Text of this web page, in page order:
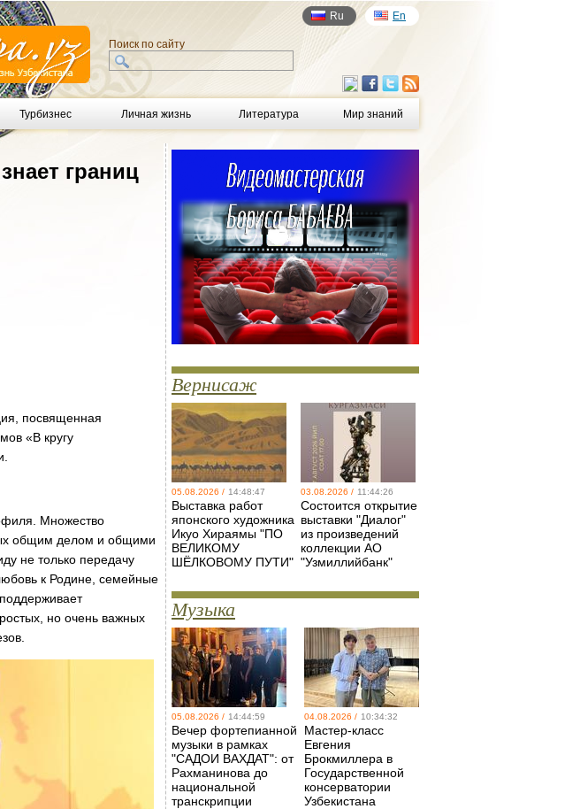
Ru En
Поиск по сайту
Турбизнес Личная жизнь Литература Мир знаний
границ
посвященная
«В кругу
Множество
общим делом и общими
не только передачу
к Родине, семейные
но очень важных
Вернисаж
05.08.2026 / 14:48:47
Выставка работ
японского художника
Икуо Хираямы "ПО
ВЕЛИКОМУ
ШЁЛКОВОМУ ПУТИ"
03.08.2026 / 11:44:26
Состоится открытие
выставки "Диалог"
из произведений
коллекции АО
"Узмиллийбанк"
Музыка
05.08.2026 / 14:44:59
Вечер фортепианной
музыки в рамках
"САДОИ ВАХДАТ": от
Рахманинова до
национальной
транскрипции
04.08.2026 / 10:34:32
Мастер-класс
Евгения
Брокмиллера в
Государственной
консерватории
Узбекистана